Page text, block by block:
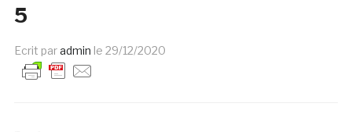
5
Ecrit paradmin le 29/12/2020